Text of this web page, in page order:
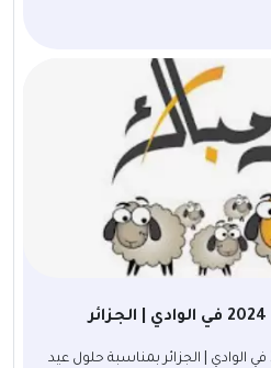
موعد صلاة عيد الأضحى 2024 في الوادي | الجزائر بمناسبة حلول عيد